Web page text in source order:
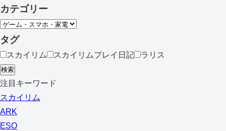
カテゴリー
タグ
スカイリム スカイリムプレイ日記 ラリス
検索
注目キーワード
スカイリム
ARK
ESO